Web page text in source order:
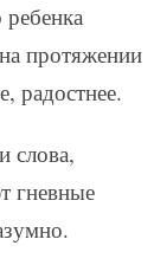
протяжении
радостнее.
слова,
гневные